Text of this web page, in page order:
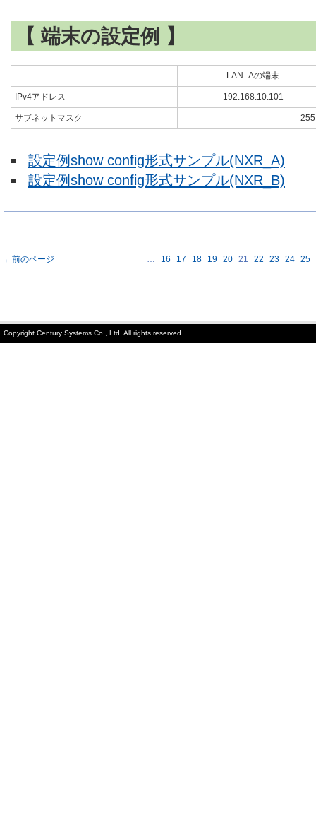
【 端末の設定例 】
LAN_Aの端末
IPv4アドレス 192.168.10.101
サブネットマスク
設定例show config形式サンプル(NXR_A)
設定例show config形式サンプル(NXR_B)
←前のページ … 16 17 18 19 20 21 22 23 24 25
Copyright Century Systems Co., Ltd. All rights reserved.